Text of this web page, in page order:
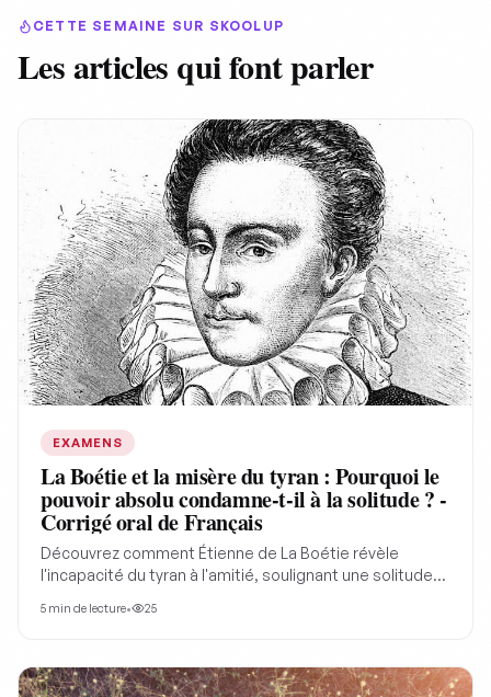
CETTE SEMAINE SUR SKOOLUP
Les articles qui font parler
EXAMENS
La Boétie et la misère du tyran : Pourquoi le
pouvoir absolu condamne-t-il à la solitude ? -
Corrigé oral de Français
Découvrez comment Étienne de La Boétie révèle
l'incapacité du tyran à l'amitié, soulignant une solitude
la critique politique.
5 min de lecture• 25